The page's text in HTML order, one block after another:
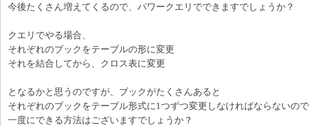
今後たくさん増えてくるので、パワークエリでできますでしょうか？
クエリでやる場合、
それぞれのブックをテーブルの形に変更
それを結合してから、クロス表に変更
となるかと思うのですが、ブックがたくさんあると
それぞれのブックをテーブル形式に1つずつ変更しなければならないので
一度にできる方法はございますでしょうか？